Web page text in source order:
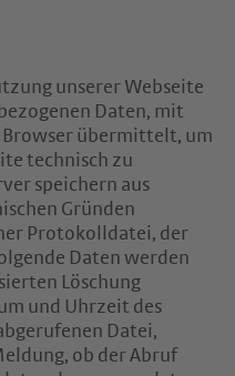
unserer Webseite
Daten, mit
Browser übermittelt, um
technisch zu
speichern aus
Gründen
Protokolldatei, der
Daten werden
Löschung
und Uhrzeit des
Datei,
ob der Abruf